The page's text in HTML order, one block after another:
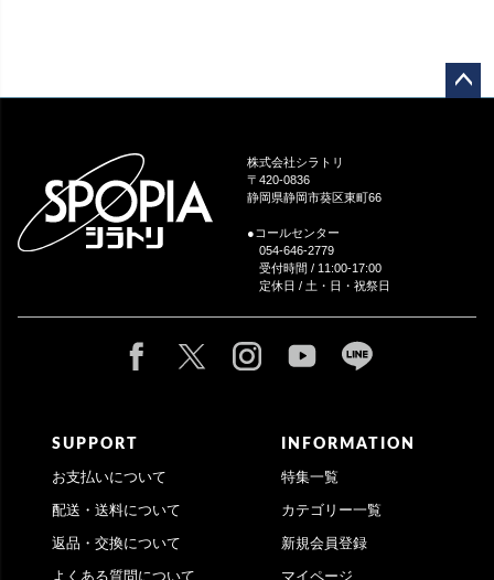
株式会社シラトリ
〒420-0836
静岡県静岡市葵区東町66
●コールセンター
054-646-2779
受付時間 / 11:00-17:00
定休日 / 土・日・祝祭日
SUPPORT
お支払いについて
配送・送料について
返品・交換について
INFORMATION
特集一覧
カテゴリー一覧
新規会員登録